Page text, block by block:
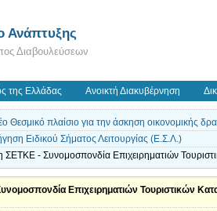
Ανάπτυξης
Διαβουλεύσεων
της Ελλάδας Ανοικτή Διακυβέρνηση
Θεσμικό πλαίσιο για την άσκηση οικονομικής
Ειδικού Σήματος Λειτουργίας (Ε.Σ.Λ.)
ΣΕΤΚΕ - Συνομοσπονδία Επιχειρηματιών
Επιχειρηματιών Τουριστικών